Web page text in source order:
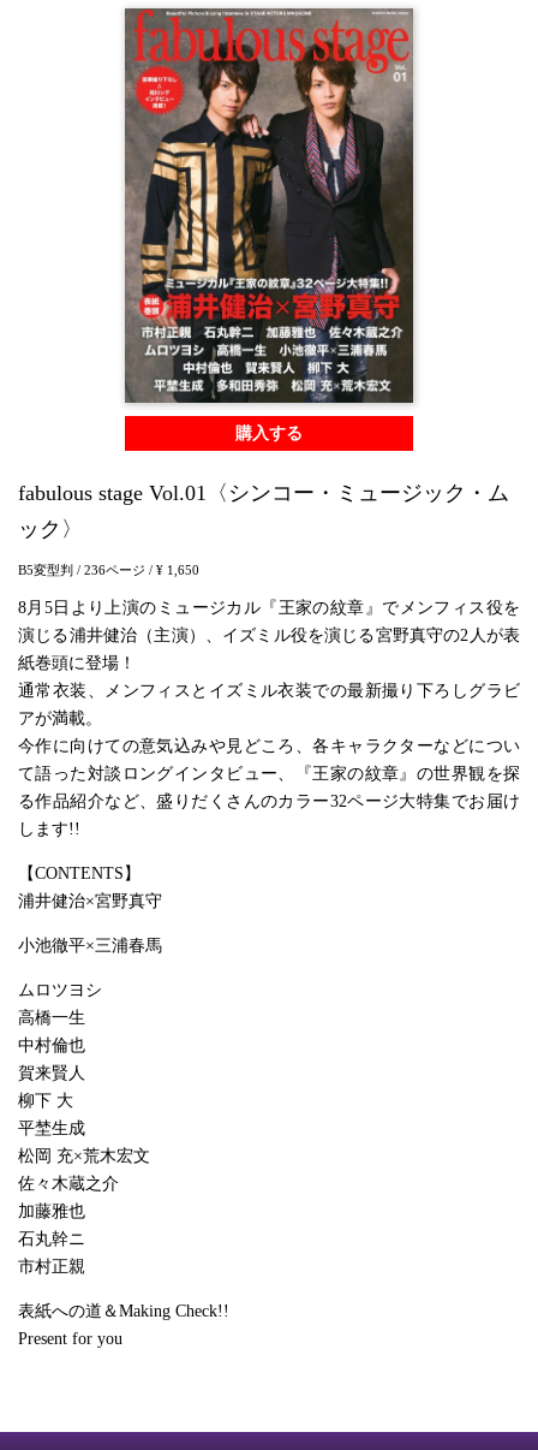
購入する
fabulous stage Vol.01〈シンコー・ミュージック・ム
ック〉
B5変型判 / 236ページ / ¥ 1,650
8月5日より上演のミュージカル『王家の紋章』でメンフィス役を
演じる浦井健治（主演）、イズミル役を演じる宮野真守の2人が表
紙巻頭に登場！
通常衣装、メンフィスとイズミル衣装での最新撮り下ろしグラビ
アが満載。
今作に向けての意気込みや見どころ、各キャラクターなどについ
て語った対談ロングインタビュー、『王家の紋章』の世界観を探
る作品紹介など、盛りだくさんのカラー32ページ大特集でお届け
します!!
【CONTENTS】
浦井健治×宮野真守
小池徹平×三浦春馬
ムロツヨシ
高橋一生
中村倫也
賀来賢人
柳下 大
平埜生成
松岡 充×荒木宏文
佐々木蔵之介
加藤雅也
石丸幹ニ
市村正親
表紙への道＆Making Check!!
Present for you